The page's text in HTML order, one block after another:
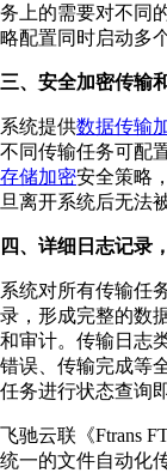
务上的需要对不同
略配置同时启动多
三、安全加密传输
系统提供数据传输
不同传输任务可配
存储加密安全策略
旦离开系统后无法
四、详细日志记录
系统对所有传输任
录，形成完整的数
和审计。传输日志
错误、传输完成等
任务进行状态查询
飞驰云联《Ftrans
统一的文件自动化